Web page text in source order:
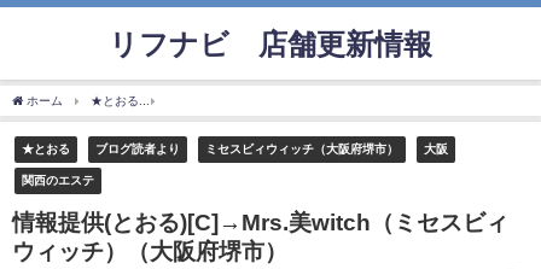
リフナビ®店舗更新情報
ホーム ★とおる
★とおる ブログ読者より ミセスビィウィッチ（大阪府堺市） 大阪
関西のエステ
情報提供(とおる)[C]→Mrs.美witch（ミセスビィ
ウィッチ）（大阪府堺市）